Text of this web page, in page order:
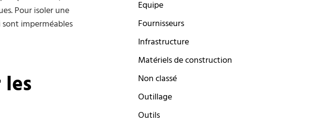
Pour isoler une
imperméables
Equipe
Fournisseurs
Infrastructure
Matériels de construction
Non classé
Outillage
Outils